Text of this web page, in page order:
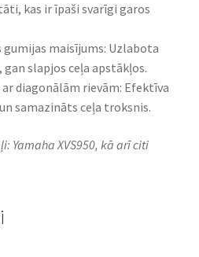
kas ir īpaši svarīgi garos
maisījums: Uzlabota
gan slapjos ceļa apstākļos.​
diagonālām rievām: Efektīva
samazināts ceļa troksnis.​
Yamaha XVS950, kā arī citi